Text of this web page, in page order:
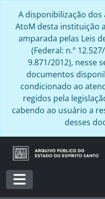
A disponibilização
AtoM desta instituição
amparada pelas Leis
(Federal: n.º
9.871/2012), nesse
documentos
condicionado ao
regidos pela
cabendo ao usuário a
desses
Toggle navigation